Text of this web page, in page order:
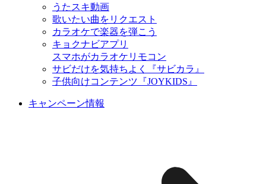
うたスキ動画
歌いたい曲をリクエスト
カラオケで楽器を弾こう
キョクナビアプリ
スマホがカラオケリモコン
サビだけを気持ちよく『サビカラ』
子供向けコンテンツ『JOYKIDS』
キャンペーン情報